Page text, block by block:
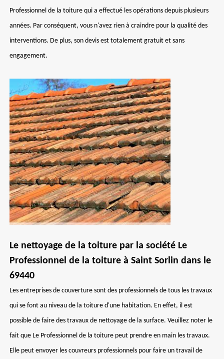
Professionnel de la toiture qui a effectué les opérations depuis plusieurs
années. Par conséquent, vous n'avez rien à craindre pour la qualité des
interventions. De plus, son devis est totalement gratuit et sans
engagement.
Le nettoyage de la toiture par la société Le
Professionnel de la toiture à Saint Sorlin dans le
69440
Les entreprises de couverture sont des professionnels de tous les travaux
qui se font au niveau de la toiture d'une habitation. En effet, il est
possible de faire des travaux de nettoyage de la surface. Veuillez noter le
fait que Le Professionnel de la toiture peut prendre en main les travaux.
Elle peut envoyer les couvreurs professionnels pour faire un travail de